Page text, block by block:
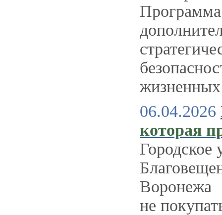
Программа
06.04.2026
которая
Городское
Воронежа
не